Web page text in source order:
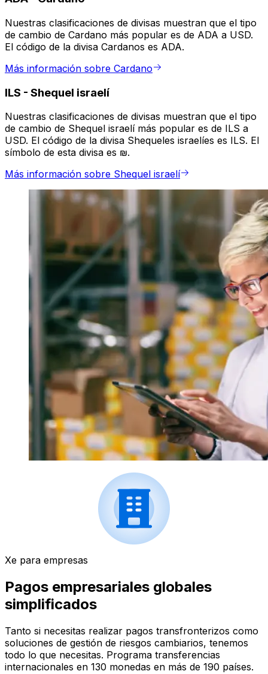
Nuestras clasificaciones de divisas muestran que el tipo
de cambio de Cardano más popular es de ADA a USD.
El código de la divisa Cardanos es ADA.
Más información sobre Cardano
ILS - Shequel israelí
Nuestras clasificaciones de divisas muestran que el tipo
de cambio de Shequel israelí más popular es de ILS a
USD. El código de la divisa Shequeles israelíes es ILS. El
símbolo de esta divisa es ₪.
Más información sobre Shequel israelí
Xe para empresas
Pagos empresariales globales
simplificados
Tanto si necesitas realizar pagos transfronterizos como
soluciones de gestión de riesgos cambiarios, tenemos
todo lo que necesitas. Programa transferencias
internacionales en 130 monedas en más de 190 países.